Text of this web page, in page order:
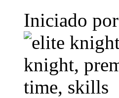
Iniciado por